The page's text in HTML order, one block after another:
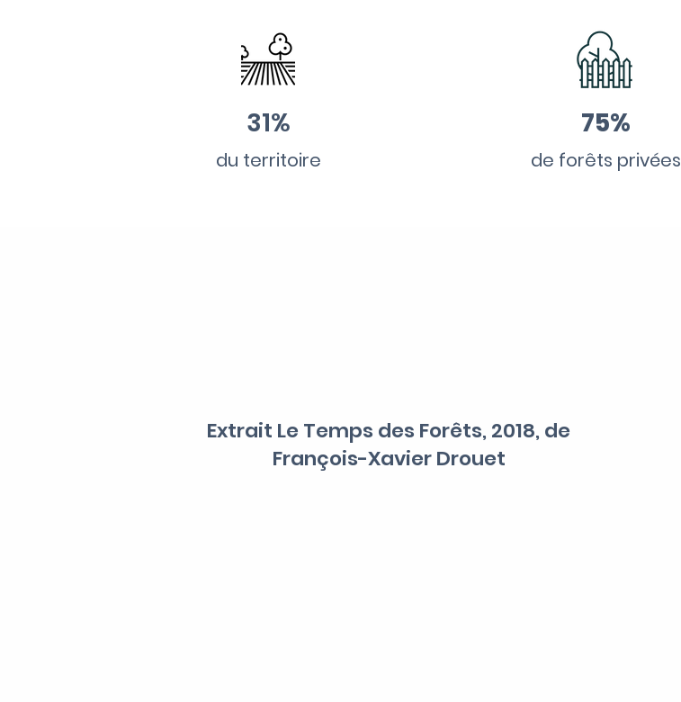
31%
du territoire
75%
de forêts privées
Extrait Le Temps des Forêts, 2018, de
François-Xavier Drouet